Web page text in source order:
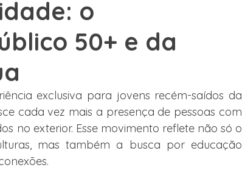
Trabalho Alemanha Dubai
Canadá
o
50+ e da
exclusiva para jovens recém-saídos da
cada vez mais a presença de pessoas com
no exterior. Esse movimento reflete não só o
mas também a busca por educação